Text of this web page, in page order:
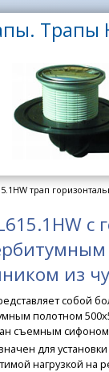
Трапы
трап
с
из
собой
полотном
съемным
для
нагрузкой на